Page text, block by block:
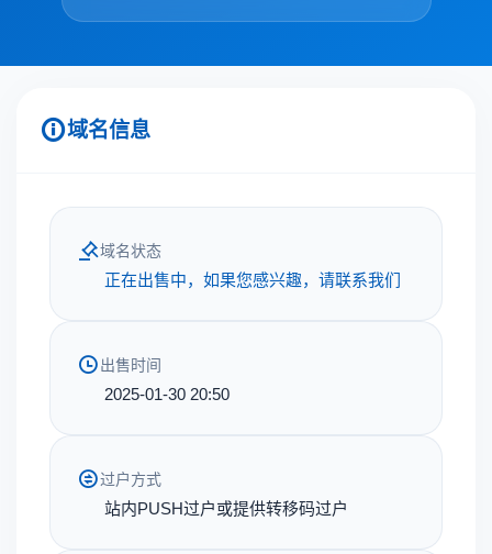
域名信息
域名状态
正在出售中，如果您感兴趣，请联系我们
出售时间
2025-01-30 20:50
过户方式
站内PUSH过户或提供转移码过户